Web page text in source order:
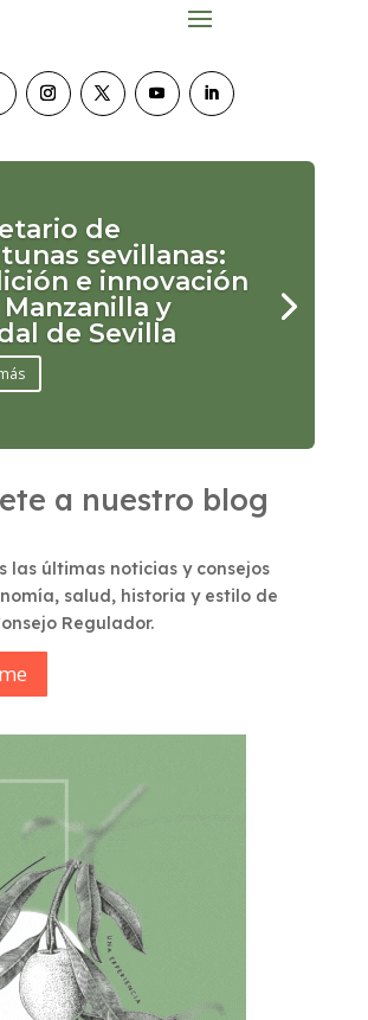
de
sevillanas:
e innovación
y
de Sevilla
a nuestro blog
las últimas noticias y consejos
salud, historia y estilo de
Regulador.